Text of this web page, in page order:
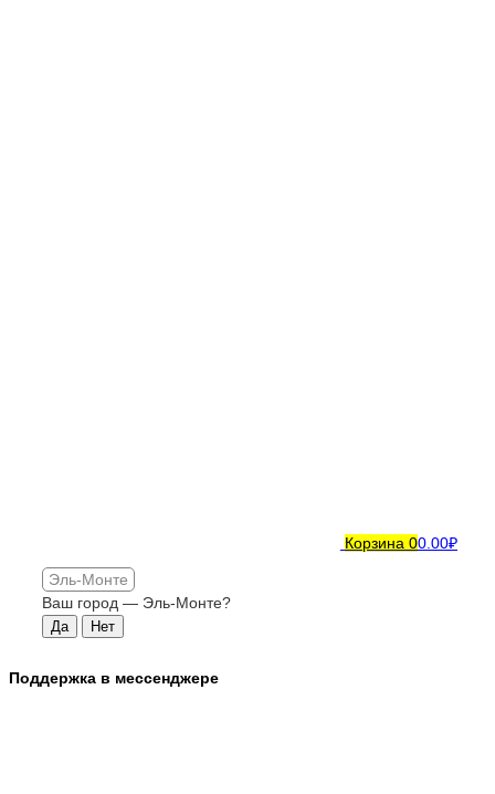
Корзина 00.00₽
Эль-Монте
Ваш город — Эль-Монте?
Поддержка в мессенджере